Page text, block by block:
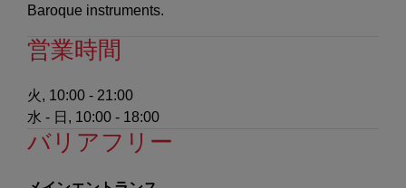
Baroque instruments.
営業時間
火, 10:00 - 21:00
水 - 日, 10:00 - 18:00
バリアフリー